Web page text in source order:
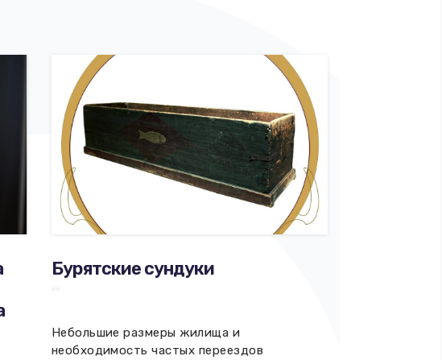
Бурятские сундуки
Небольшие размеры жилища и
необходимость частых переездов